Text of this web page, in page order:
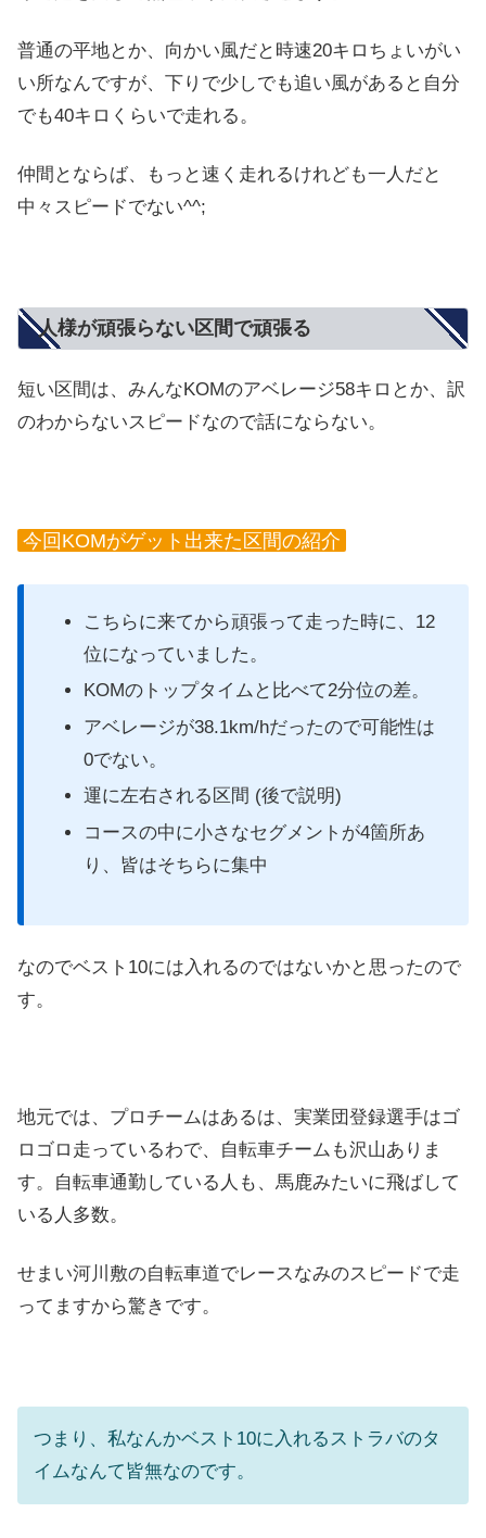
普通の平地とか、向かい風だと時速20キロちょいがい
い所なんですが、下りで少しでも追い風があると自分
でも40キロくらいで走れる。
仲間とならば、もっと速く走れるけれども一人だと
中々スピードでない^^;
人様が頑張らない区間で頑張る
短い区間は、みんなKOMのアベレージ58キロとか、訳
のわからないスピードなので話にならない。
今回KOMがゲット出来た区間の紹介
こちらに来てから頑張って走った時に、12
位になっていました。
KOMのトップタイムと比べて2分位の差。
アベレージが38.1km/hだったので可能性は
0でない。
運に左右される区間 (後で説明)
コースの中に小さなセグメントが4箇所あ
り、皆はそちらに集中
なのでベスト10には入れるのではないかと思ったので
す。
地元では、プロチームはあるは、実業団登録選手はゴ
ロゴロ走っているわで、自転車チームも沢山ありま
す。自転車通勤している人も、馬鹿みたいに飛ばして
いる人多数。
せまい河川敷の自転車道でレースなみのスピードで走
ってますから驚きです。
つまり、私なんかベスト10に入れるストラバのタ
イムなんて皆無なのです。